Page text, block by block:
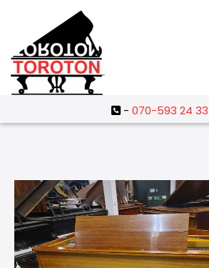
- 070-593 24 33